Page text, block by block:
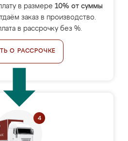
в размере 10% от суммы
заказ в производство.
в рассрочку без %.
О РАССРОЧКЕ